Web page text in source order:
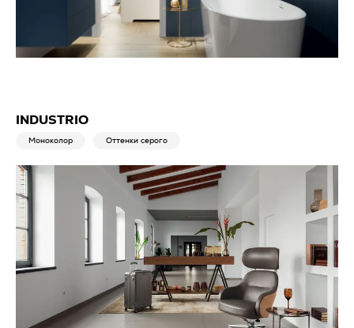
INDUSTRIO
Моноколор Оттенки серого